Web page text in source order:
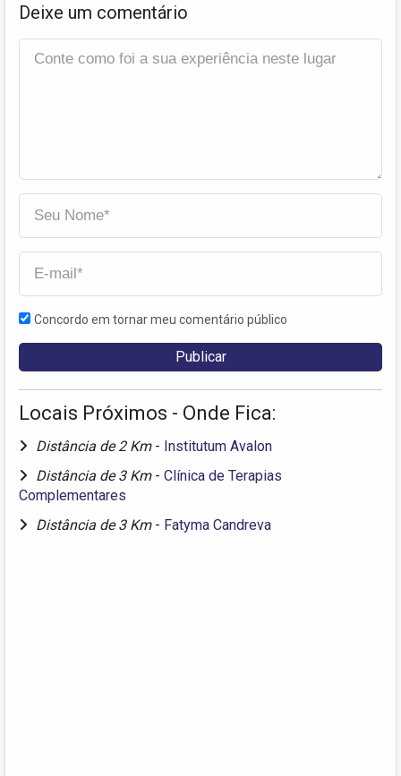
Deixe um comentário
Concordo em tornar meu comentário público
Locais Próximos - Onde Fica:
Distância de 2 Km - Institutum Avalon
Distância de 3 Km - Clínica de Terapias
Complementares
Distância de 3 Km - Fatyma Candreva